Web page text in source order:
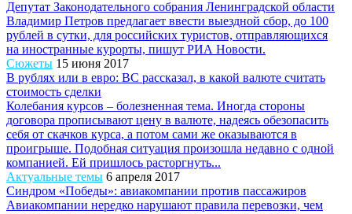
Депутат Законодательного собрания Ленинградской области
Владимир Петров предлагает ввести выездной сбор, до 100
рублей в сутки, для российских туристов, отправляющихся
на иностранные курорты, пишут РИА Новости.
Сюжеты 15 июня 2017
В рублях или в евро: ВС рассказал, в какой валюте считать
стоимость сделки
Колебания курсов – болезненная тема. Иногда стороны
договора прописывают цену в валюте, надеясь обезопасить
себя от скачков курса, а потом сами же оказываются в
проигрыше. Подобная ситуация произошла недавно с одной
компанией. Ей пришлось расторгнуть...
Актуальные темы 6 апреля 2017
Синдром «Победы»: авиакомпании против пассажиров
Авиакомпании нередко нарушают правила перевозки, чем